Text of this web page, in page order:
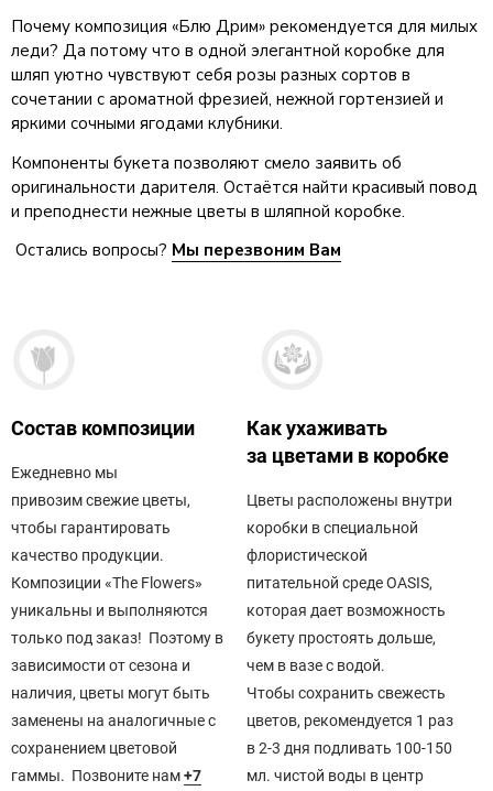
Почему композиция «Блю Дрим» рекомендуется для милых
леди? Да потому что в одной элегантной коробке для
шляп уютно чувствуют себя розы разных сортов в
сочетании с ароматной фрезией, нежной гортензией и
яркими сочными ягодами клубники.
Компоненты букета позволяют смело заявить об
оригинальности дарителя. Остаётся найти красивый повод
и преподнести нежные цветы в шляпной коробке.
Остались вопросы? Мы перезвоним Вам
Состав композиции
Ежедневно мы
привозим свежие цветы,
чтобы гарантировать
качество продукции.
Композиции «The Flowers»
уникальны и выполняются
только под заказ! Поэтому в
зависимости от сезона и
наличия, цветы могут быть
заменены на аналогичные​ с
сохранением цветовой
гаммы. Позвоните нам+7
Как ухаживать
за цветами в коробке
Цветы расположены внутри
коробки в специальной
флористической
питательной среде OASIS,
которая дает возможность
букету простоять дольше,
чем в вазе с водой.
Чтобы сохранить свежесть
цветов, рекомендуется 1 раз
в 2-3 дня подливать 100-150
мл. чистой воды в центр